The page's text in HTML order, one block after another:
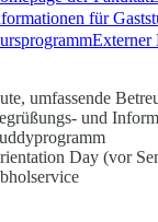
für
Externer
umfassende
und
Day (vor